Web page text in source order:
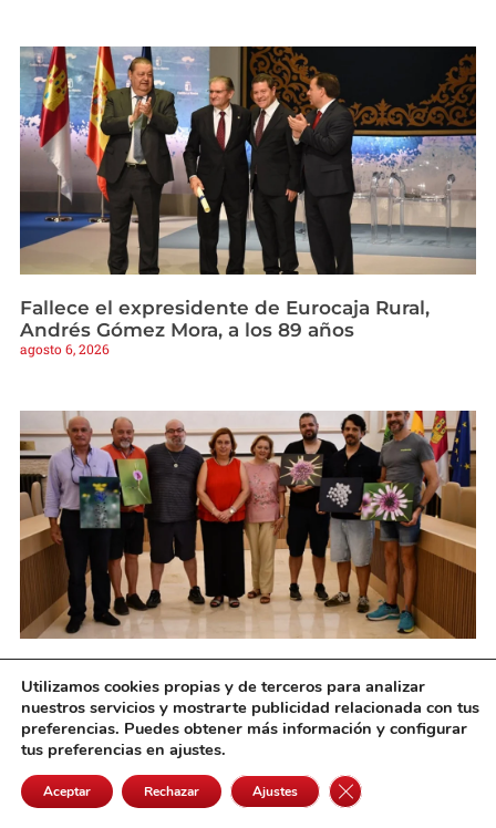
Fallece el expresidente de Eurocaja Rural,
Andrés Gómez Mora, a los 89 años
agosto 6, 2026
concurso de fotografía “Fascinación por las
plantas»
agosto 6, 2026
Utilizamos cookies propias y de terceros para analizar
nuestros servicios y mostrarte publicidad relacionada con tus
preferencias. Puedes obtener más información y configurar
tus preferencias en ajustes.
Aceptar Rechazar Ajustes Cerrar el banner de